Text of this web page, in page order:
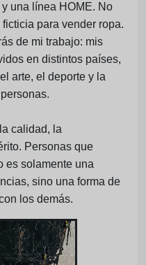
una línea HOME. No
para vender ropa.
de mi trabajo: mis
en distintos países,
arte, el deporte y la
calidad, la
Personas que
es solamente una
sino una forma de
los demás.